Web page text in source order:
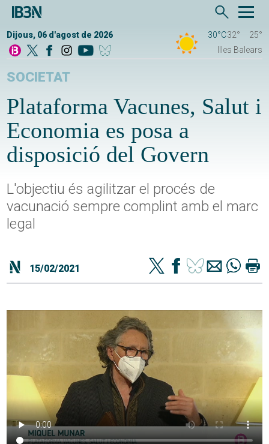
Dijous, 06 d'agost de 2026 30°C32°
25°
Illes Balears
SOCIETAT
Plataforma Vacunes, Salut i
Economia es posa a
disposició del Govern
L'objectiu és agilitzar el procés de
vacunació sempre complint amb el marc
legal
15/02/2021